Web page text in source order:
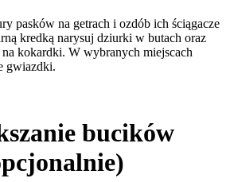
pasków na getrach i ozdób ich ściągacze
kredką narysuj dziurki w butach oraz
na kokardki. W wybranych miejscach
gwiazdki.
bucików